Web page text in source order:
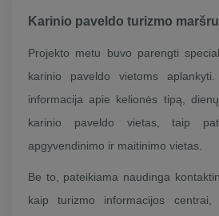
Karinio paveldo turizmo
Projekto metu buvo parengti
karinio paveldo vietoms
informacija apie kelionės tipą,
karinio paveldo vietas, taip
apgyvendinimo ir maitinimo vietas.
Be to, pateikiama naudinga
kaip turizmo informacijos